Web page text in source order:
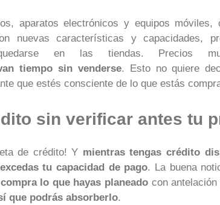
aparatos electrónicos y equipos móviles,
nuevas características y capacidades,
en las tiendas. Precios
tiempo sin venderse. Esto no quiere
que estés consciente de lo que estás
sin verificar antes tu
de crédito! Y mientras tengas crédito
excedas tu capacidad de pago. La buena
compra lo que hayas planeado con
que podrás absorberlo.